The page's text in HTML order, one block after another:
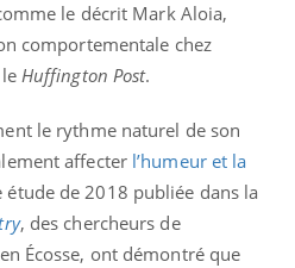
le décrit Mark Aloia,
comportementale chez
Huffington Post.
le rythme naturel de son
affecter l’humeur et la
étude de 2018 publiée dans la
, des chercheurs de
Écosse, ont démontré que